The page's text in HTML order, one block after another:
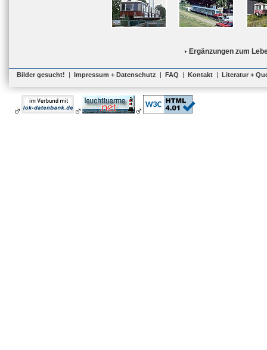
Ergänzungen zum
Bilder gesucht! | Impressum + Datenschutz | FAQ | Kontakt | Literatur +